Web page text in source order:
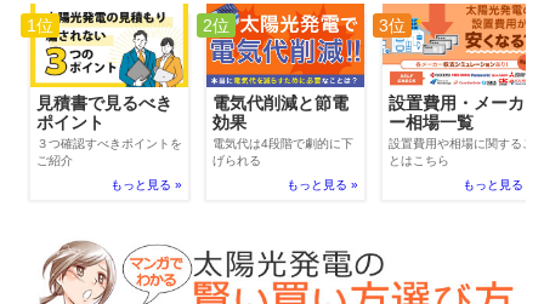
1位
見積書で見るべき
ポイント
３つ確認すべきポイントを
ご紹介
もっと見る »
2位
電気代削減と節電
効果
電気代は4段階で劇的に下
げられる
もっと見る »
3位
設置費用・メーカ
ー相場一覧
設置費用や相場に関するこ
とはこちら
もっと見る »